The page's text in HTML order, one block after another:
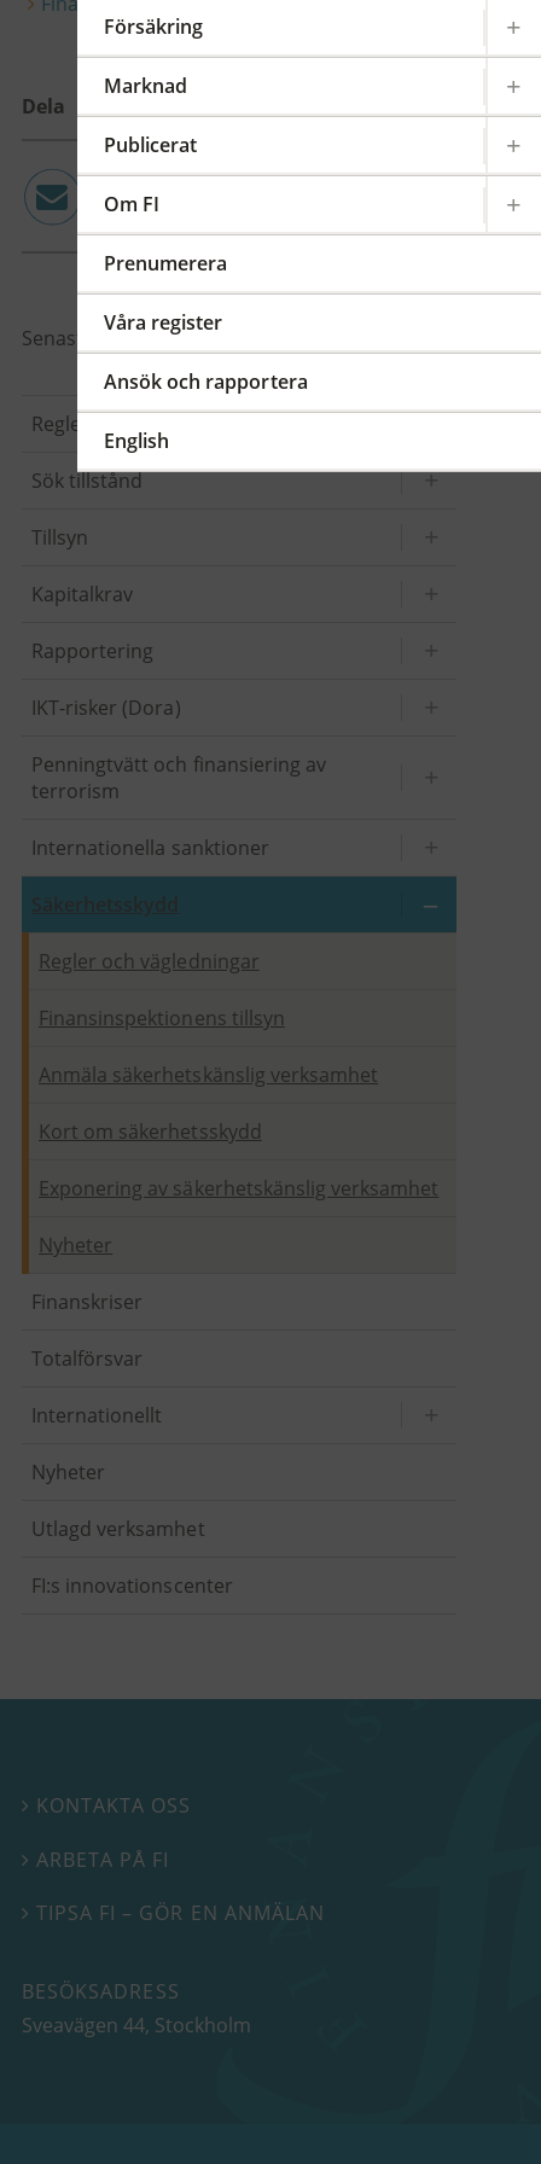
Försäkring
Marknad
Publicerat
Om FI
Prenumerera
Våra register
Ansök och rapportera
English
Dela
twitter linkedin facebook
Senast granskad: 2025-01-08
Regler
Sök tillstånd
Tillsyn
Kapitalkrav
Rapportering
IKT-risker (Dora)
Penningtvätt och finansiering av
terrorism
Internationella sanktioner
Säkerhetsskydd
Regler och vägledningar
Finansinspektionens tillsyn
Anmäla säkerhetskänslig verksamhet
Kort om säkerhetsskydd
Exponering av säkerhetskänslig verksamhet
Nyheter
Finanskriser
Totalförsvar
Internationellt
Nyheter
Utlagd verksamhet
FI:s innovationscenter
 KONTAKTA OSS
 ARBETA PÅ FI
TIPSA FI – GÖR EN ANMÄLAN
BESÖKSADRESS
Sveavägen 44, Stockholm